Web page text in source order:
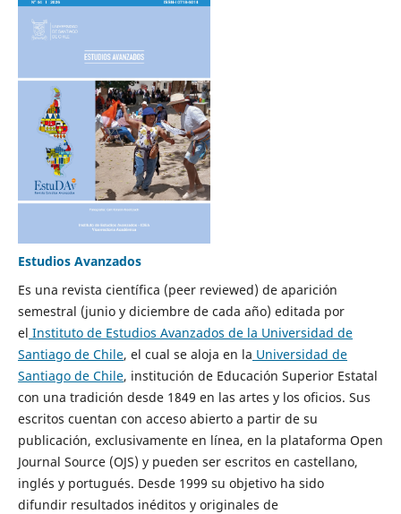
Estudios Avanzados
Es una revista científica (peer reviewed) de aparición
semestral (junio y diciembre de cada año) editada por
el Instituto de Estudios Avanzados de la Universidad de
Santiago de Chile, el cual se aloja en la Universidad de
Santiago de Chile, institución de Educación Superior Estatal
con una tradición desde 1849 en las artes y los oficios. Sus
escritos cuentan con acceso abierto a partir de su
publicación, exclusivamente en línea, en la plataforma Open
Journal Source (OJS) y pueden ser escritos en castellano,
inglés y portugués. Desde 1999 su objetivo ha sido
difundir resultados inéditos y originales de